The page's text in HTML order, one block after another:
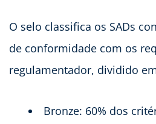
O selo classifica os SADs
de conformidade com os
regulamentador, dividido
Bronze: 60% dos